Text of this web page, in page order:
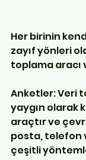
Her birinin
zayıf yönleri
toplama aracı
Anketler: Veri
yaygın olarak
araçtır ve
posta, telefon
çeşitli